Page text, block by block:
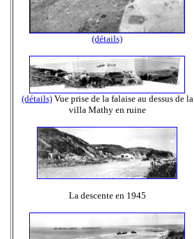
(détails)
(détails)Vue prise de la falaise au dessus de la
villa Mathy en ruine
La descente en 1945